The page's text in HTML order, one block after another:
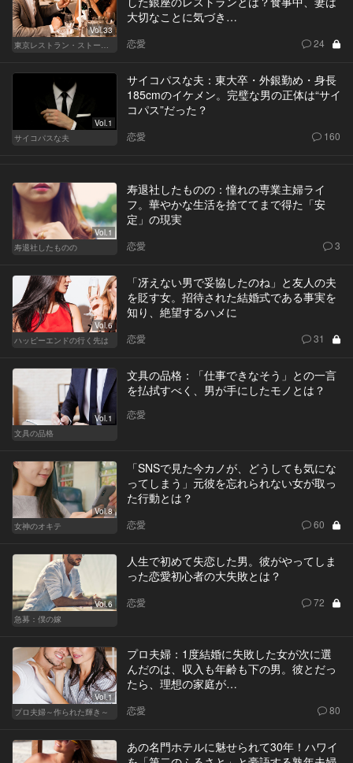
Vol.33
東京レストラン・ストーリー
大切なことに気づき…
恋愛 24
Vol.1
サイコパスな夫
サイコパスな夫：東大卒・外銀勤め・身長
185cmのイケメン。完璧な男の正体は“サイ
コパス”だった？
恋愛 160
Vol.1
寿退社したものの
寿退社したものの：憧れの専業主婦ライ
フ。華やかな生活を捨ててまで得た「安
定」の現実
恋愛 3
Vol.6
ハッピーエンドの行く先は
「冴えない男で妥協したのね」と友人の夫
を貶す女。招待された結婚式である事実を
知り、絶望するハメに
恋愛 31
Vol.1
文具の品格
文具の品格：「仕事できなそう」との一言
を払拭すべく、男が手にしたモノとは？
恋愛
Vol.8
女神のオキテ
「SNSで見た今カノが、どうしても気にな
ってしまう」元彼を忘れられない女が取っ
た行動とは？
恋愛 60
Vol.6
急募：僕の嫁
人生で初めて失恋した男。彼がやってしま
った恋愛初心者の大失敗とは？
恋愛 72
Vol.1
プロ夫婦～作られた輝き～
プロ夫婦：1度結婚に失敗した女が次に選
んだのは、収入も年齢も下の男。彼とだっ
たら、理想の家庭が…
恋愛 80
あの名門ホテルに魅せられて30年！ハワイ